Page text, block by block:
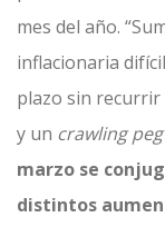
mes del año.
inflacionaria
plazo sin recurrir
y un crawling peg
marzo se
distintos